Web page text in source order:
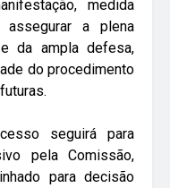
medida
a plena
da ampla defesa,
do procedimento
seguirá para
pela Comissão,
para decisão